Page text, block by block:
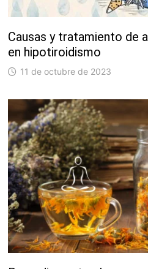
Causas y tratamiento de
en hipotiroidismo
11 de octubre de 2023